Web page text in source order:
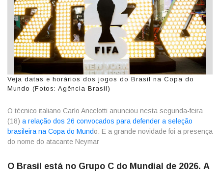
Veja datas e horários dos jogos do Brasil na Copa do
Mundo (Fotos: Agência Brasil)
O técnico italiano Carlo Ancelotti anunciou nesta segunda-feira
(18) a relação dos 26 convocados para defender a seleção
brasileira na Copa do Mundo. E a grande novidade foi a presença
do nome do atacante Neymar
O Brasil está no Grupo C do Mundial de 2026. A